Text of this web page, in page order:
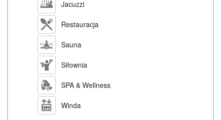
Jacuzzi
Restauracja
Sauna
Siłownia
SPA & Wellness
Winda